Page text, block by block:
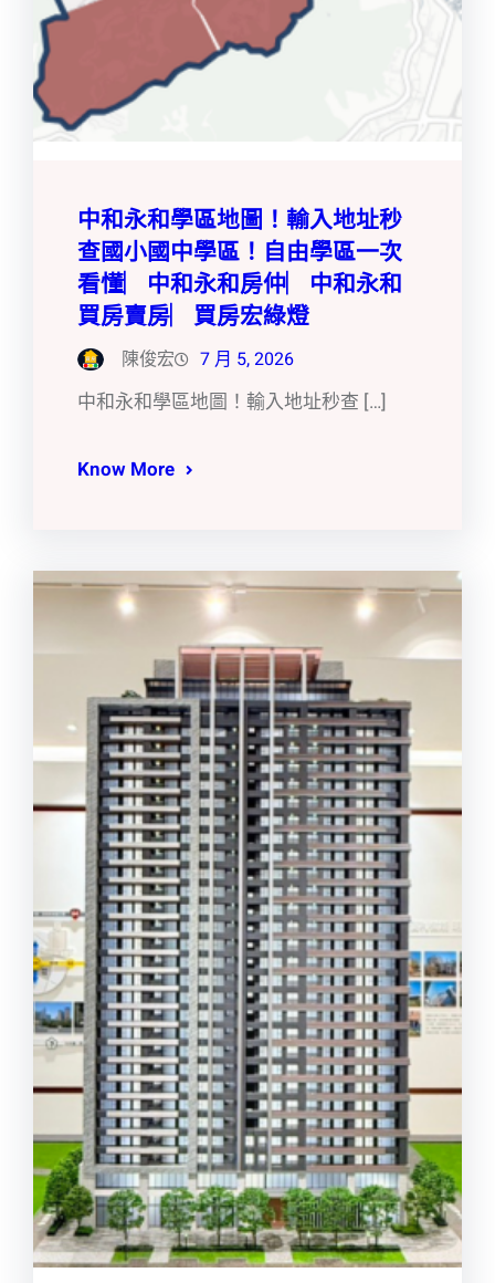
中和永和學區地圖！輸入地址秒
查國小國中學區！自由學區一次
看懂︳中和永和房仲︳中和永和
買房賣房︳買房宏綠燈
陳俊宏 7 月 5, 2026
中和永和學區地圖！輸入地址秒查 […]
Know More